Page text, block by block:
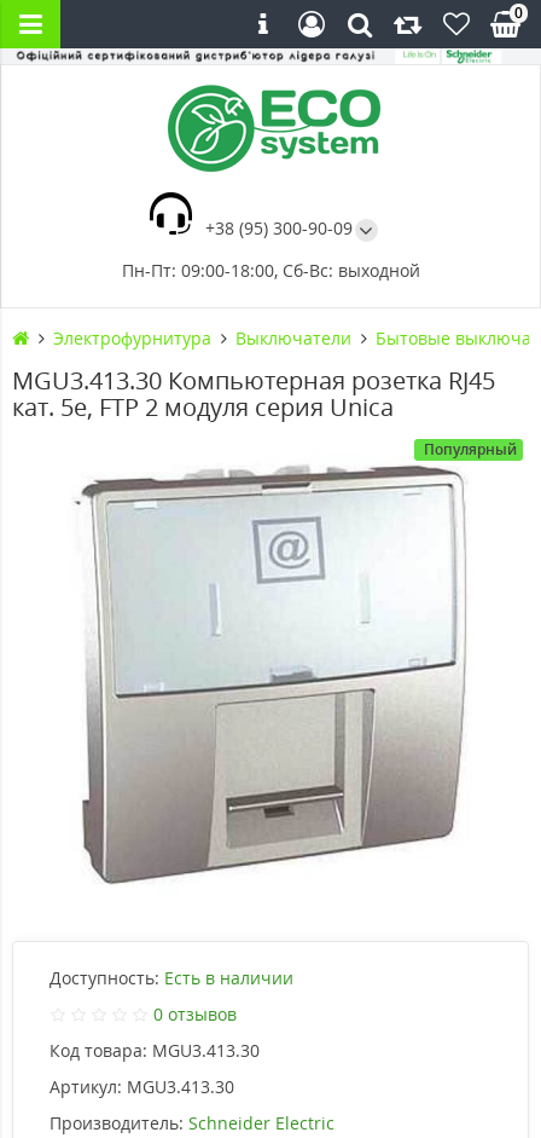
+38 (95) 300-90-09
Пн-Пт: 09:00-18:00, Сб-Вс: выходной
0
Электрофурнитура Выключатели Бытовые
MGU3.413.30 Компьютерная розетка RJ45
кат. 5е, FTP 2 модуля серия Unica
Популярный
Доступность: Есть в наличии
0 отзывов
Код товара: MGU3.413.30
Артикул: MGU3.413.30
Производитель: Schneider Electric